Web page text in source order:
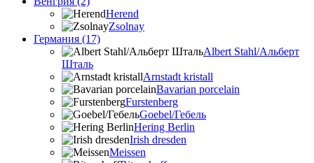
Herend
Zsolnay
Германия (17)
Albert Stahl/Альбеpт
Шталь
Arnstadt kristall
Bavarian porcelain
Furstenberg
Goebel/Гебель
Hering Berlin
Irish dresden
Meissen